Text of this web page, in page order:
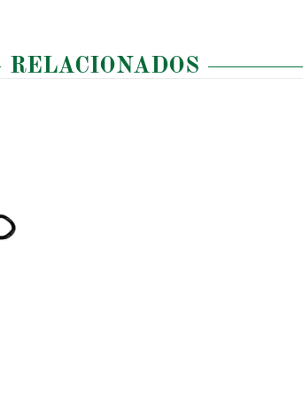
RELACIONADOS